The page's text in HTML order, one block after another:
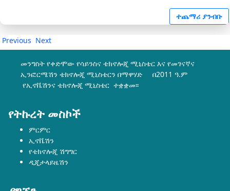
ተጨማሪ ያንብቡ
Previous Next
መንግስት የቀድሞው የሳይንስና ቴክኖሎጂ ሚኒስቴር እና የመገናኛና
ኢንፎርሜሽን ቴክኖሎጂ ሚኒስቴርን በማዋሃድ በ2011 ዓ.ም
የኢኖቬሽንና ቴክኖሎጂ ሚኒስቴር ተቋቋመ፡፡
የትኩረት መስኮች
ምርምር
ኢኖቬሽን
የቴክኖሎጂ ሽግግር
ዲጂታላይዜሽን